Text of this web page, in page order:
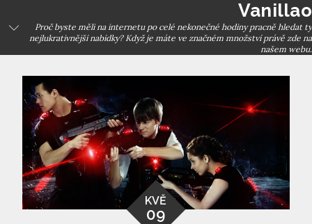
to
content
Vanillao
Proč byste měli na internetu po celé nekonečné hodiny pracně hledat ty
nejlukrativnější nabídky? Když je máte ve značném množství právě zde na
našem webu.
KVĚ
09